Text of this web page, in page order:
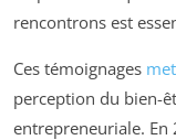
rencontrons est
Ces témoignages
perception du bien-
entrepreneuriale. En